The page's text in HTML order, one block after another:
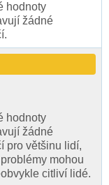
hodnoty
žádné
hodnoty
žádné
pro většinu lidí,
mohou
citliví lidé.